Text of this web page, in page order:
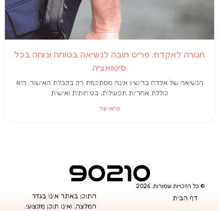
חגורה לאקדח: פריט חובה לנשיאה בטוחה ונוחה בכל
סיטואציה
הנשיאה של אקדח ברישיון אינה מסתכמת רק בקבלת האישור. היא
כוללת אחריות תפעולית, בטיחותית ואישית
קראו עוד
© כל הזכויות שמורות. 2026
דף הבית
התוכן באתר אינו בגדר
המלצה, ואינו תוכן מקצועי.